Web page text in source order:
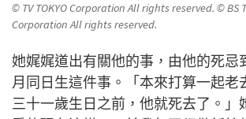
© TV TOKYO Corporation All rights reserved. © BS
Corporation All rights reserved.
她娓娓道出有關他的事，由他的死忌
月同日生這件事。「本來打算一起老
三十一歲生日之前，他就死去了。」